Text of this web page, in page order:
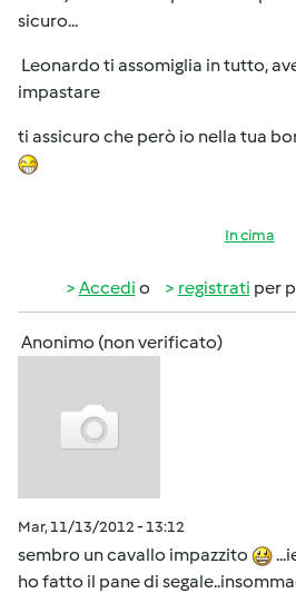
sicuro...
Leonardo ti assomiglia in tutto,
impastare
ti assicuro che però io nella tua
In cima
Accedi o registrati per
Anonimo (non verificato)
Mar, 11/13/2012 - 13:12
sembro un cavallo impazzito
ho fatto il pane di